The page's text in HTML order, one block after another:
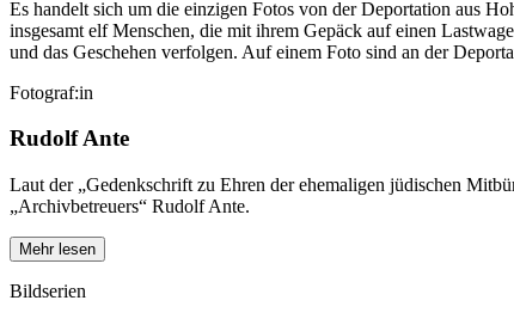
Es handelt sich um die einzigen Fotos von der Deportation aus
insgesamt elf Menschen, die mit ihrem Gepäck auf einen
und das Geschehen verfolgen. Auf einem Foto sind an der
Fotograf:in
Rudolf Ante
Laut der „Gedenkschrift zu Ehren der ehemaligen jüdischen
„Archivbetreuers“ Rudolf Ante.
Mehr lesen
Bildserien